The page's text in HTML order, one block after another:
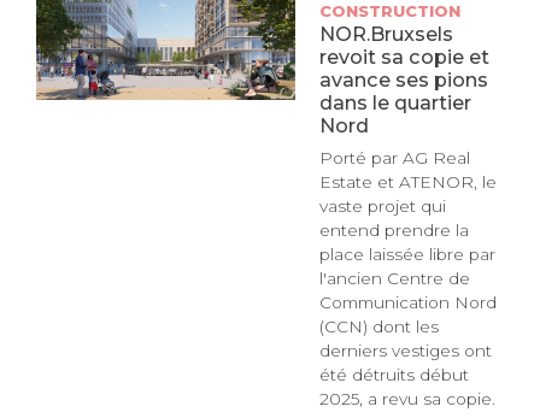
CONSTRUCTION
NOR.Bruxsels
revoit sa copie et
avance ses pions
dans le quartier
Nord
Porté par AG Real
Estate et ATENOR, le
vaste projet qui
entend prendre la
place laissée libre par
l'ancien Centre de
Communication Nord
(CCN) dont les
derniers vestiges ont
été détruits début
2025, a revu sa copie.